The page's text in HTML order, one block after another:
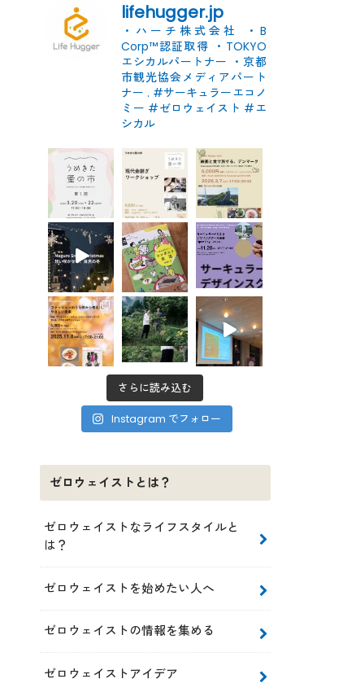
lifehugger.jp
・ハーチ株式会社
・B
Corp™認証取得 ・TOKYO
エシカルパートナー ・京都
市観光協会メディアパート
ナー . #サーキュラーエコノ
ミー #ゼロウェイスト #エ
シカル
さらに読み込む
Instagram でフォロー
ゼロウェイストとは？
ゼロウェイストなライフスタイルと
は？
ゼロウェイストを始めたい人へ
ゼロウェイストの情報を集める
ゼロウェイストアイデア